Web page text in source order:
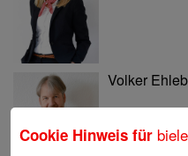
Volker
Cookie Hinweis für